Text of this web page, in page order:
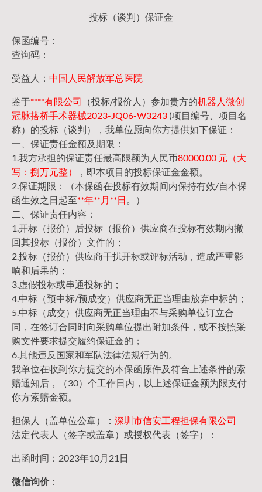
投标（谈判）保证金
保函编号：
查询码：
受益人： 中国人民解放军总医院
鉴于****有限公司 （投标/报价人）参加贵方的机器人微创
冠脉搭桥手术器械2023-JQ06-W3243 (项目编号、项目名
称）的投标（谈判），我单位愿向你方提供如下保证：
一、保证责任金额及期限：
1.我方承担的保证责任最高限额为人民币80000.00 元（大
写：捌万元整）
，即本项目的投标保证金金额。
2.保证期限：（本保函在投标有效期间内保持有效/自本保
函生效之日起至**年**月**日 。）
二、保证责任内容：
1.开标（报价）后投标（报价）供应商在投标有效期内撤
回其投标（报价）文件的；
2.投标（报价）供应商干扰开标或评标活动，造成严重影
响和后果的；
3.虚假投标或串通投标的；
4.中标（预中标/预成交）供应商无正当理由放弃中标的；
5.中标（成交）供应商无正当理由不与采购单位订立合
同，在签订合同时向采购单位提出附加条件，或不按照采
购文件要求提交履约保证金的；
6.其他违反国家和军队法律法规行为的。
我单位在收到你方提交的本保函原件及符合上述条件的索
赔通知后，（30）个工作日内，以上述保证金额为限支付
你方索赔金额。
担保人（盖单位公章）： 深圳市信安工程担保有限公司
法定代表人（签字或盖章）或授权代表（签字）：
出函时间：2023年10月21日
微信询价：